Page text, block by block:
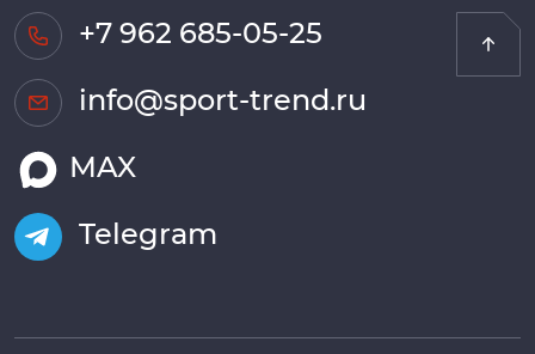
+7 962 685-05-25
info@sport-trend.ru
MAX
Telegram